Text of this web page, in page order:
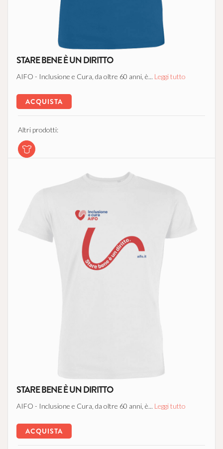
STARE BENE È UN DIRITTO
AIFO - Inclusione e Cura, da oltre 60 anni, è... Leggi tutto
ACQUISTA
Altri prodotti:
STARE BENE È UN DIRITTO
AIFO - Inclusione e Cura, da oltre 60 anni, è... Leggi tutto
ACQUISTA